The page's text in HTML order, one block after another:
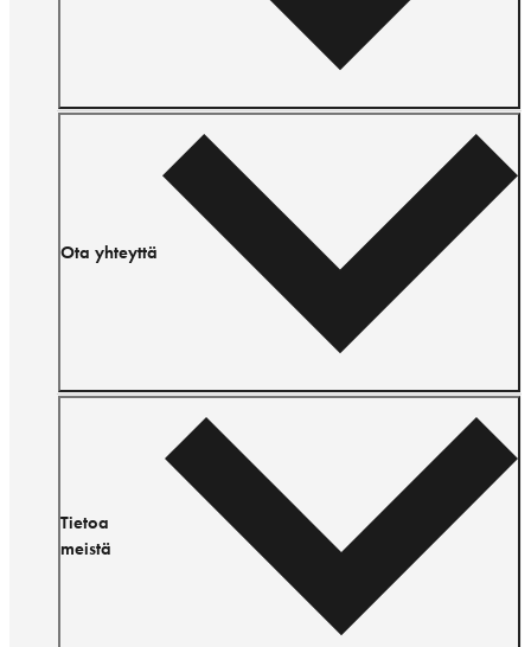
Ota yhteyttä
Tietoa
meistä